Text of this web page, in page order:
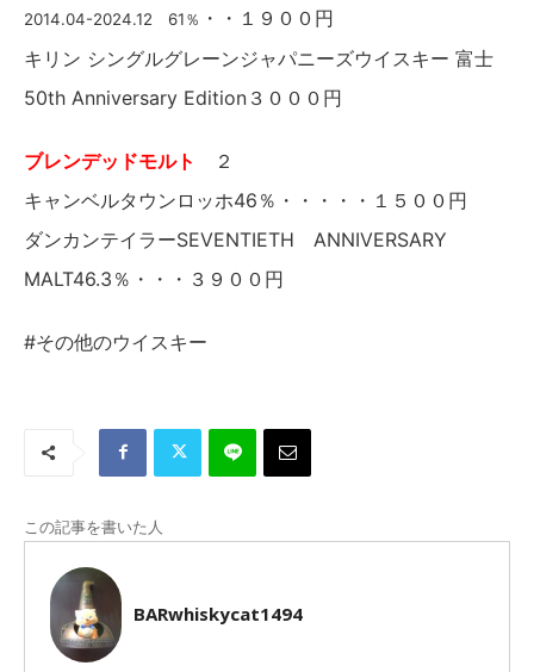
2014.04-2024.12 61％ ・・１９００円
キリン シングルグレーンジャパニーズウイスキー 富士
50th Anniversary Edition３０００円
ブレンデッドモルト
２
キャンベルタウンロッホ46％・・・・・１５００円
ダンカンテイラーSEVENTIETH ANNIVERSARY
MALT46.3％・・・３９００円
#その他のウイスキー
この記事を書いた人
BARwhiskycat1494